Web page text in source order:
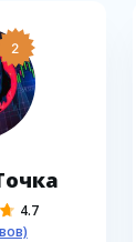
2
4.7